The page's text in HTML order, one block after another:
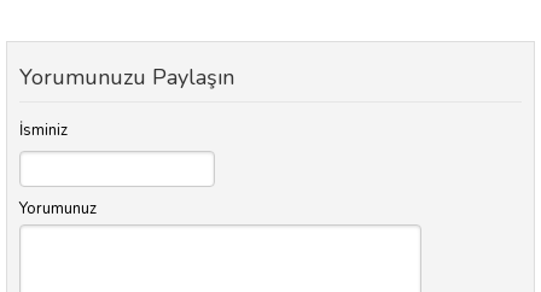
Yorumunuzu Paylaşın
İsminiz
Yorumunuz